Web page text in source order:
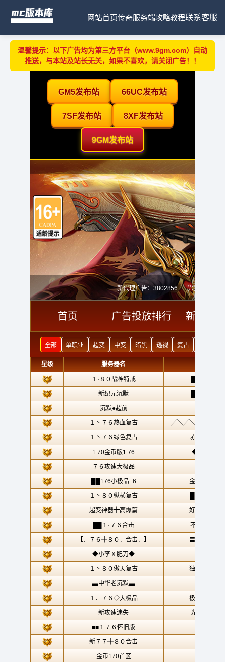
网站首页传奇服务端攻略教程联系客服
温馨提示：以下广告均为第三方平台（www.9gm.com）自动
推送，与本站及站长无关，如果不喜欢，请关闭广告！！